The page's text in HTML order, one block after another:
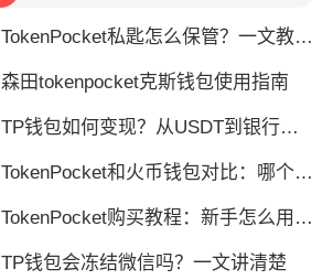
TokenPocket私匙怎么保管？一文教你守住钱包资产
森田tokenpocket克斯钱包使用指南
TP钱包如何变现？从USDT到银行卡的完整攻略
TokenPocket和火币钱包对比：哪个更适合你？
TokenPocket购买教程：新手怎么用TP钱包买币
TP钱包会冻结微信吗？一文讲清楚